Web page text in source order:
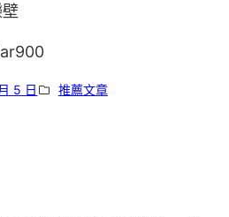
5 日 推薦文章